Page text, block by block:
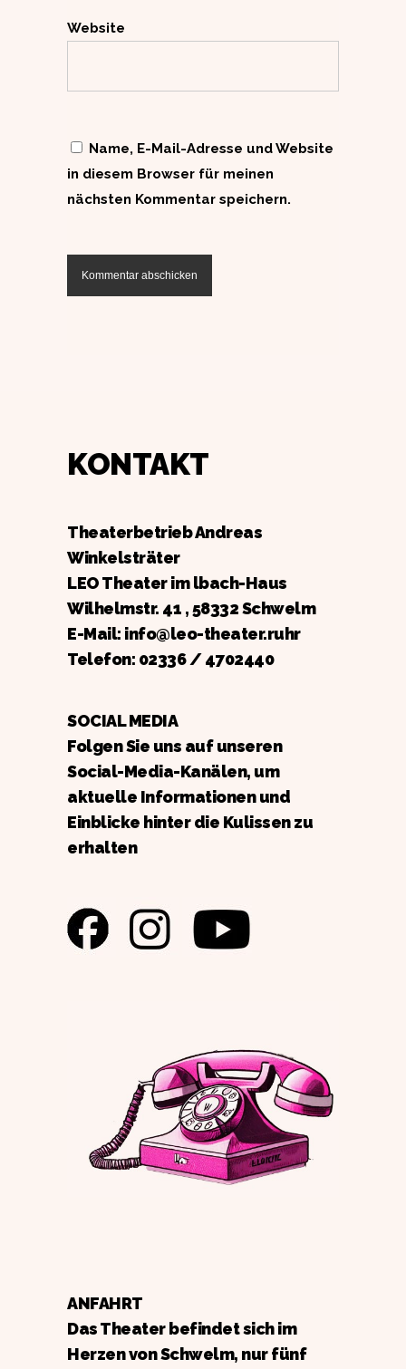
Website
Name, E-Mail-Adresse und Website
in diesem Browser für meinen
nächsten Kommentar speichern.
KONTAKT
Theaterbetrieb Andreas
Winkelsträter
LEO Theater im lbach-Haus
Wilhelmstr. 41 , 58332 Schwelm
E-Mail: info@leo-theater.ruhr
Telefon: 02336 / 4702440
SOCIAL MEDIA
Folgen Sie uns auf unseren
Social-Media-Kanälen, um
aktuelle Informationen und
Einblicke hinter die Kulissen zu
erhalten
ANFAHRT
Das Theater befindet sich im
Herzen von Schwelm, nur fünf